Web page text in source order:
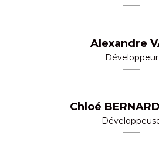
Alexandre
Développeur
Chloé